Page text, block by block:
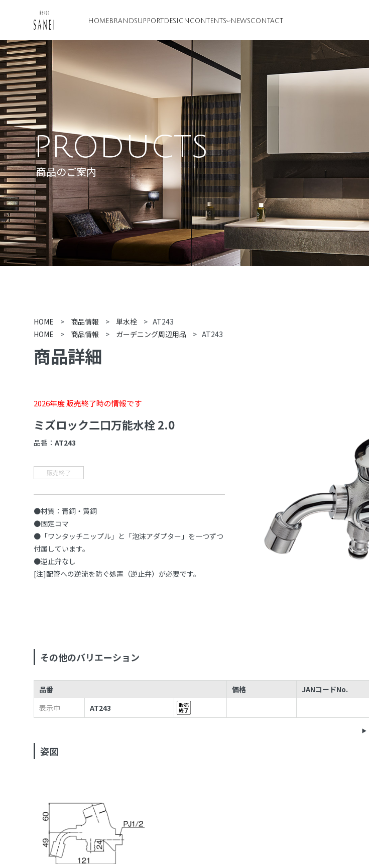
HOME BRANDSUPPORT DESIGN CONTENTS NEWSCONTACT
PRODUCTS
商品のご案内
HOME > 商品情報 > 単水栓 > AT243
HOME
> 商品情報 > ガーデニング周辺用品 > AT243
商品詳細
2026年度 販売終了時の情報です
ミズロック二口万能水栓 2.0
品番：AT243
販売終了
●材質：青銅・黄銅
●固定コマ
●「ワンタッチニップル」と「泡沫アダプター」を一つずつ
付属しています。
●逆止弁なし
[注]配管への逆流を防ぐ処置（逆止弁）が必要です。
その他のバリエーション
品番 価格
JANコードNo.
表示中
AT243
姿図